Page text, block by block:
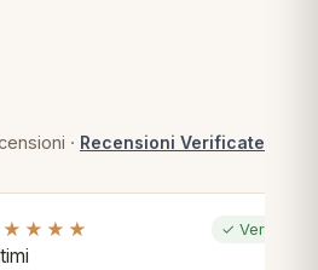
· Recensioni Verificate
✓ Verificata